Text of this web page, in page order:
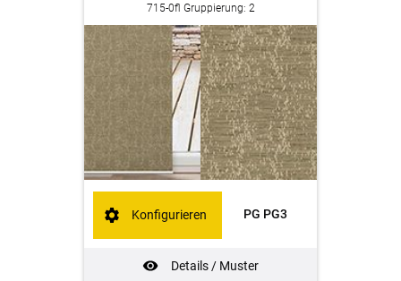
715-0fl Gruppierung: 2
PG PG3
Details / Muster
Konfigurieren